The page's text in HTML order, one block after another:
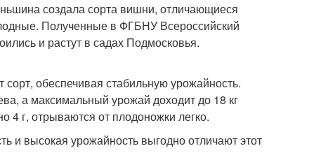
создала сорта вишни, отличающиеся
Полученные в ФГБНУ Всероссийский
и растут в садах Подмосковья.
сорт, обеспечивая стабильную урожайность.
а максимальный урожай доходит до 18 кг
г, отрываются от плодоножки легко.
и высокая урожайность выгодно отличают этот